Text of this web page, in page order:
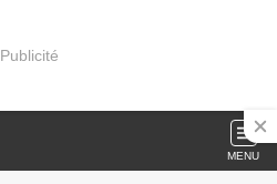
Publicité
MENU